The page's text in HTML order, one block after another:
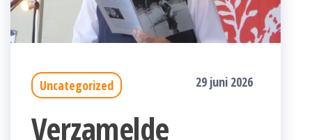
Uncategorized 29 juni 2026
Verzamelde